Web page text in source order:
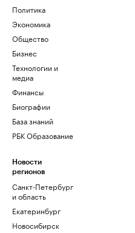
Политика
Экономика
Общество
Бизнес
Технологии и
медиа
Финансы
Биографии
База знаний
РБК Образование
Новости
регионов
Санкт-Петербург
и область
Екатеринбург
Новосибирск